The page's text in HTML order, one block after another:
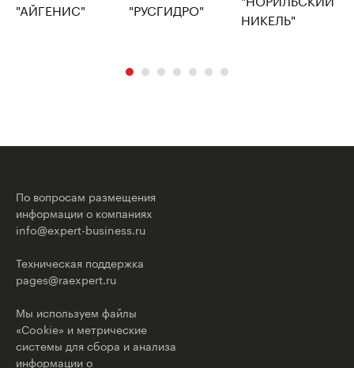
По вопросам размещения
информации о компаниях
info@expert-business.ru
Техническая поддержка
pages@raexpert.ru
Мы используем файлы
«Cookie» и метрические
системы для сбора и анализа
информации о